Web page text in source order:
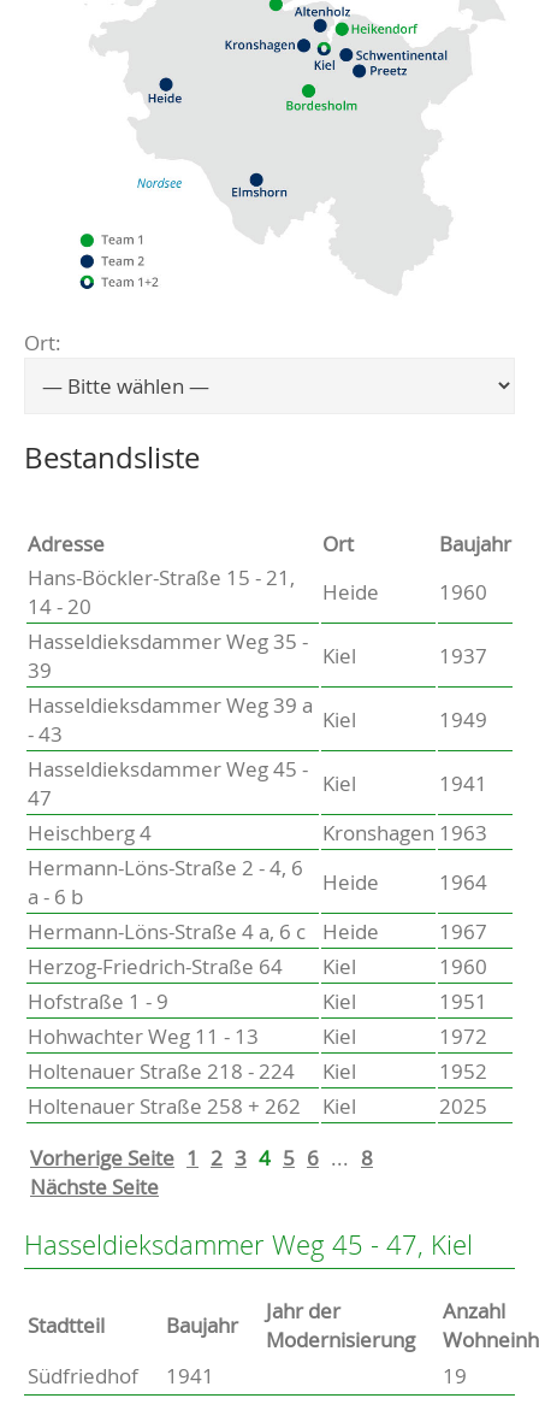
Eckernförde
Heikendorf
Kronshagen
Schwentinental
Preetz
Heide
Bordesholm
Elmshorn
Ort:
Wählen Sie einen Ort, um zur entsprechenden Seite
Bestandsliste
Adresse Ort
Baujahr
Hans-Böckler-Straße 15 - 21,
14 - 20
Heide
1960
Hasseldieksdammer Weg 35 -
39
Kiel
1937
Hasseldieksdammer Weg 39 a
- 43
Kiel
1949
Hasseldieksdammer Weg 45 -
47
Kiel
1941
Heischberg 4
Kronshagen 1963
Hermann-Löns-Straße 2 - 4, 6
a - 6 b
Heide
1964
Hermann-Löns-Straße 4 a, 6 c
Heide
1967
Herzog-Friedrich-Straße 64
Kiel
1960
Hofstraße 1 - 9
Kiel
1951
Hohwachter Weg 11 - 13
Kiel
1972
Holtenauer Straße 218 - 224
Kiel
1952
Holtenauer Straße 258 + 262
Kiel
2025
Vorherige Seite 1 2 3 4 5 6 ... 8
Nächste Seite
Hasseldieksdammer Weg 45 - 47, Kiel
Stammdaten
Basisdaten zur Immobilie
Stadtteil Baujahr
Jahr der
Modernisierung
Anzahl
Südfriedhof
1941 19